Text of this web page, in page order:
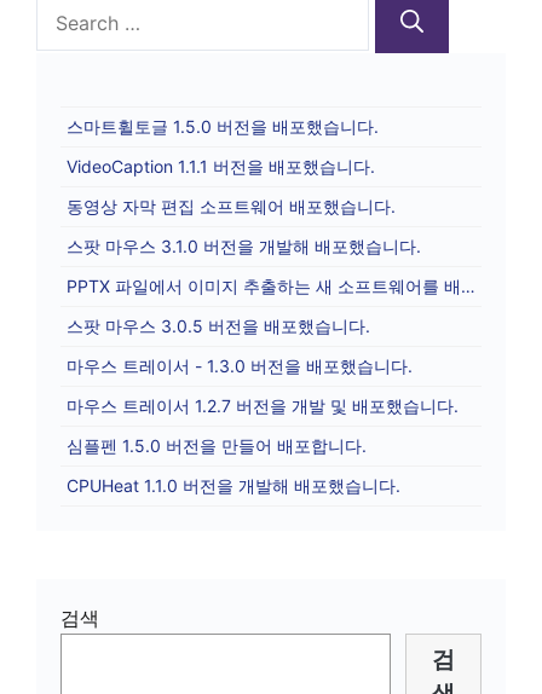
for:
스마트휠토글 1.5.0 버전을 배포했습니다.
VideoCaption 1.1.1 버전을 배포했습니다.
동영상 자막 편집 소프트웨어 배포했습니다.
스팟 마우스 3.1.0 버전을 개발해 배포했습니다.
PPTX 파일에서 이미지 추출하는 새 소프트웨어를 배포합니다.
스팟 마우스 3.0.5 버전을 배포했습니다.
마우스 트레이서 - 1.3.0 버전을 배포했습니다.
마우스 트레이서 1.2.7 버전을 개발 및 배포했습니다.
심플펜 1.5.0 버전을 만들어 배포합니다.
CPUHeat 1.1.0 버전을 개발해 배포했습니다.
검색
검